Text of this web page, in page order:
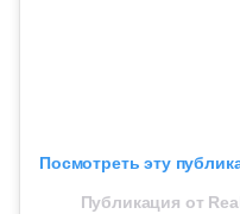
Посмотреть эту
Публикация от